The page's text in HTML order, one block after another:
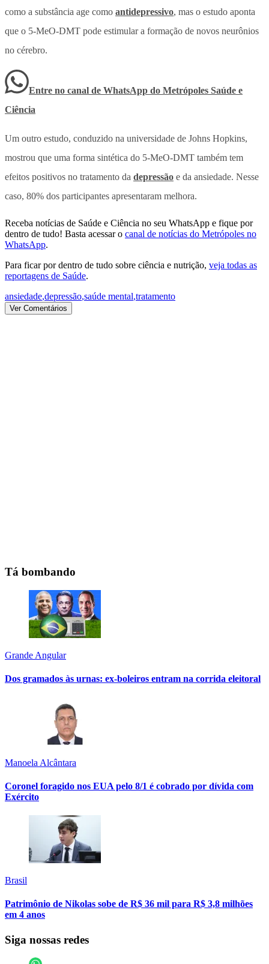
como a substância age como antidepressivo, mas o estudo aponta
que o 5-MeO-DMT pode estimular a formação de novos neurônios
no cérebro.
Entre no canal de WhatsApp do Metrópoles Saúde e
Ciência
Um outro estudo, conduzido na universidade de Johns Hopkins,
mostrou que uma forma sintética do 5-MeO-DMT também tem
efeitos positivos no tratamento da depressão e da ansiedade. Nesse
caso, 80% dos participantes apresentaram melhora.
Receba notícias de Saúde e Ciência no seu WhatsApp e fique por
dentro de tudo! Basta acessar o canal de notícias do Metrópoles no
WhatsApp.
Para ficar por dentro de tudo sobre ciência e nutrição, veja todas as
reportagens de Saúde.
ansiedade,depressão,saúde mental,tratamento
Ver Comentários
Tá bombando
Grande Angular
Dos gramados às urnas: ex-boleiros entram na corrida eleitoral
Manoela Alcântara
Coronel foragido nos EUA pelo 8/1 é cobrado por dívida com
Exército
Brasil
Patrimônio de Nikolas sobe de R$ 36 mil para R$ 3,8 milhões
em 4 anos
Siga nossas redes